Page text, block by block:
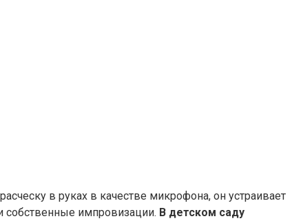
в руках в качестве микрофона, он устраивает
импровизации. В детском саду